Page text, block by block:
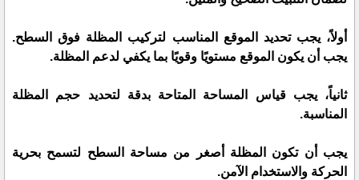
أولاً، يجب تحديد الموقع المناسب لتركيب المظلة فوق السطح.
يجب أن يكون الموقع مستويًا وقويًا بما يكفي لدعم المظلة.
ثانياً، يجب قياس المساحة المتاحة بدقة لتحديد حجم المظلة
المناسبة.
يجب أن تكون المظلة أصغر من مساحة السطح لتسمح بحرية
الحركة والاستخدام الآمن.